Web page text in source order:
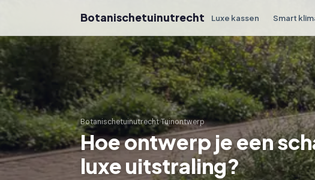
Botanischetuinutrecht Luxe kassen Smart
Botanischetuinutrecht›Tuinontwerp
Hoe ontwerp je een
luxe uitstraling?